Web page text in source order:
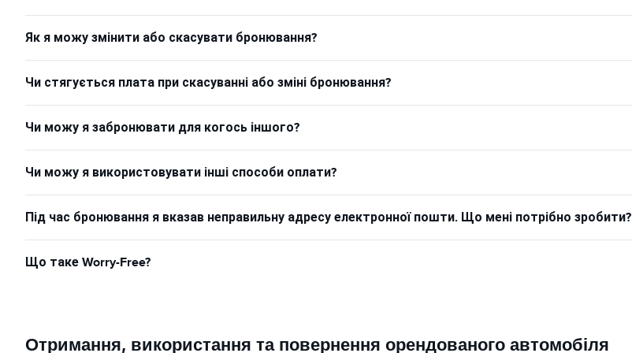
Як я можу змінити або скасувати бронювання?
Чи стягується плата при скасуванні або зміні бронювання?
Чи можу я забронювати для когось іншого?
Чи можу я використовувати інші способи оплати?
Під час бронювання я вказав неправильну адресу електронної пошти. Що мені потрібно зробити?
Що таке Worry-Free?
Отримання, використання та повернення орендованого автомобіля